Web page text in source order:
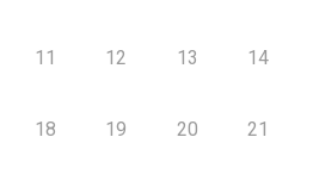
11 12 13 14
18 19 20 21